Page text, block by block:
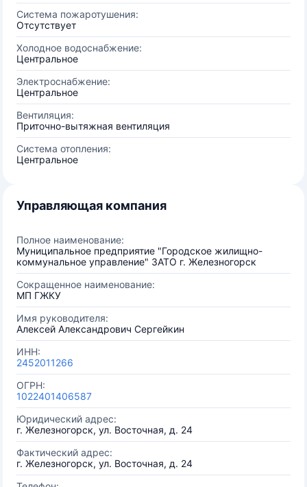
Система пожаротушения:
Отсутствует
Холодное водоснабжение:
Центральное
Электроснабжение:
Центральное
Вентиляция:
Приточно-вытяжная вентиляция
Система отопления:
Центральное
Управляющая компания
Полное наименование:
Муниципальное предприятие "Городское жилищно-
коммунальное управление" ЗАТО г. Железногорск
Сокращенное наименование:
МП ГЖКУ
Имя руководителя:
Алексей Александрович Сергейкин
ИНН:
2452011266
ОГРН:
1022401406587
Юридический адрес:
г. Железногорск, ул. Восточная, д. 24
Фактический адрес:
г. Железногорск, ул. Восточная, д. 24